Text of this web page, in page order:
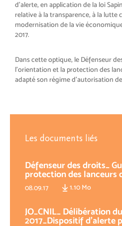
d’alerte, en application de la loi
relative à la transparence, à la lutte
modernisation de la vie
2017.
Dans cette optique, le Défenseur
l’orientation et la protection des
adapté son régime d’autorisation
Les documents liés
Défenseur des droits_
protection des lanceurs
08.09.17 1.10 Mo
JO_CNIL_ Délibération
2017_Dispositif d'alerte